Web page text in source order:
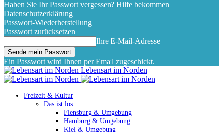
Haben Sie Ihr Passwort vergessen? Hilfe bekommen
Datenschutzerklärung
Passwort-Wiederherstellung
Passwort zurücksetzen
Ihre E-Mail-Adresse
Ein Passwort wird Ihnen per Email zugeschickt.
Lebensart im Norden
Freizeit & Kultur
Das ist los
Flensburg & Umgebung
Hamburg & Umgebung
Kiel & Umgebung